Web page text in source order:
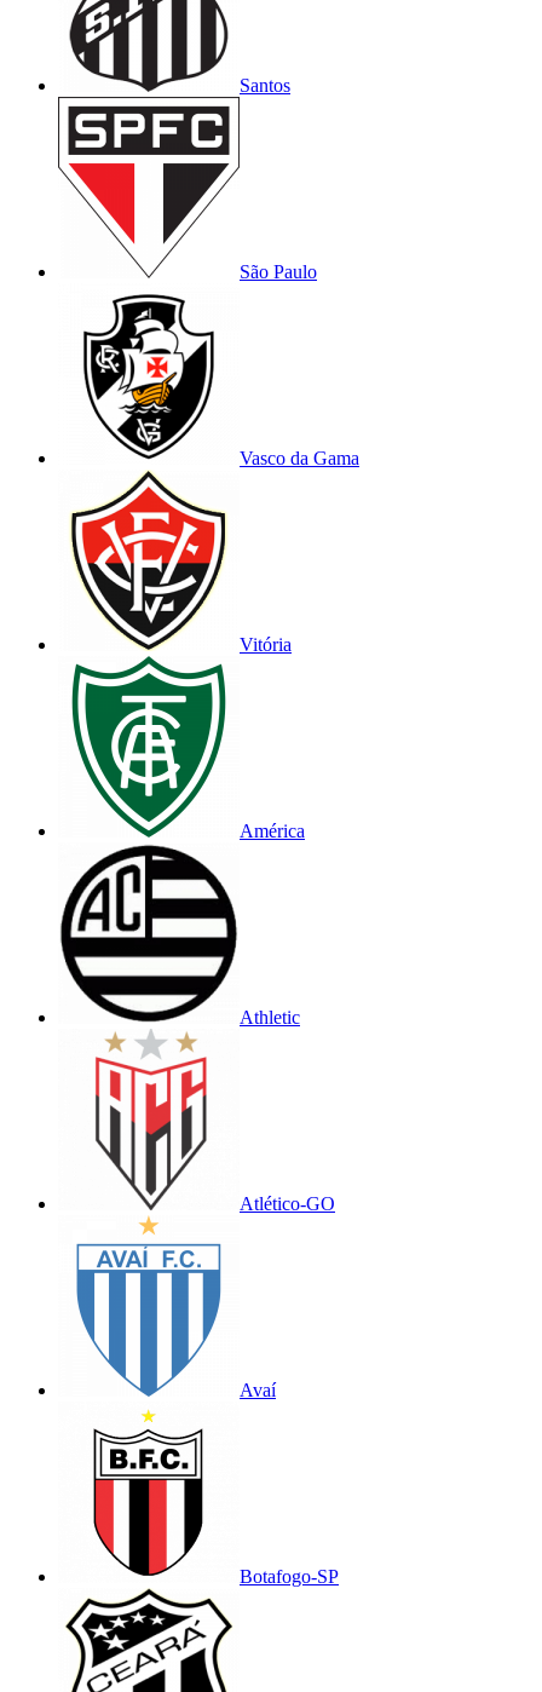
Santos
São Paulo
Vasco da Gama
Vitória
América
Athletic
Atlético-GO
Avaí
Botafogo-SP